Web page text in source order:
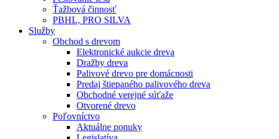
Ťažbová činnosť
PBHL, PRO SILVA
Služby
Obchod s drevom
Elektronické aukcie dreva
Dražby dreva
Palivové drevo pre domácnosti
Predaj štiepaného palivového dreva
Obchodné verejné súťaže
Otvorené drevo
Poľovníctvo
Aktuálne ponuky